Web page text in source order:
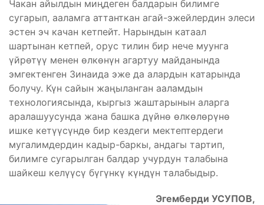
Чакан айылдын миңдеген балдарын билимге
сугарып, ааламга аттанткан агай-эжейлердин элеси
эстен эч качан кетпейт. Нарындын катаал
шартынан кетпей, орус тилин бир нече муунга
үйрөтүү менен өлкөнүн агартуу майданында
эмгектенген Зинаида эже да алардын катарында
болучу. Күн сайын жаңыланган ааламдын
технологиясында, кыргыз жаштарынын аларга
аралашуусунда жана башка дүйнө өлкөлөрүнө
ишке кетүүсүндө бир кездеги мектептердеги
мугалимдердин кадыр-баркы, андагы тартип,
билимге сугарылган балдар учурдун талабына
шайкеш келүүсү бүгүнкү күндүн талабыдыр.
Эгемберди УСУПОВ,